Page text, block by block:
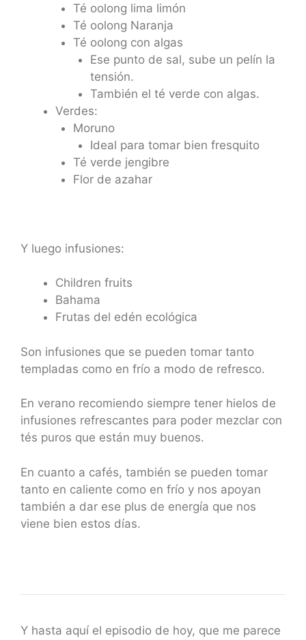
Té oolong lima limón
Té oolong Naranja
Té oolong con algas
Ese punto de sal, sube un pelín la
tensión.
También el té verde con algas.
Verdes:
Moruno
Ideal para tomar bien fresquito
Té verde jengibre
Flor de azahar
Y luego infusiones:
Children fruits
Bahama
Frutas del edén ecológica
Son infusiones que se pueden tomar tanto
templadas como en frío a modo de refresco.
En verano recomiendo siempre tener hielos de
infusiones refrescantes para poder mezclar con
tés puros que están muy buenos.
En cuanto a cafés, también se pueden tomar
tanto en caliente como en frío y nos apoyan
también a dar ese plus de energía que nos
viene bien estos días.
Y hasta aquí el episodio de hoy, que me parece